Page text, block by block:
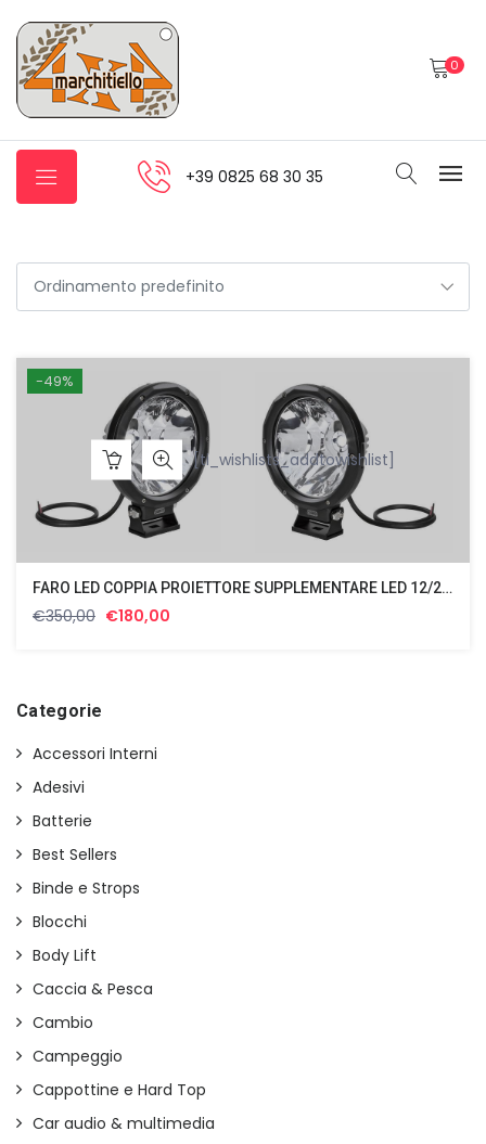
0
+39 0825 68 30 35
-49%
[ti_wishlists_addtowishlist]
FARO LED COPPIA PROIETTORE SUPPLEMENTARE LED 12/24V 180MM
€350,00 Il€180,00
Categorie
Accessori Interni
Adesivi
Batterie
Best Sellers
Binde e Strops
Blocchi
Body Lift
Caccia & Pesca
Cambio
Campeggio
Cappottine e Hard Top
Car audio & multimedia